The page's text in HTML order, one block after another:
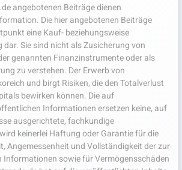
angebotenen Beiträge dienen
Die hier angebotenen Beiträge
eine Kauf- beziehungsweise
Sie sind nicht als Zusicherung von
genannten Finanzinstrumente oder als
zu verstehen. Der Erwerb von
und birgt Risiken, die den Totalverlust
bewirken können. Die auf
Informationen ersetzen keine, auf
ausgerichtete, fachkundige
keinerlei Haftung oder Garantie für die
Angemessenheit und Vollständigkeit der zur
Informationen sowie für Vermögensschäden